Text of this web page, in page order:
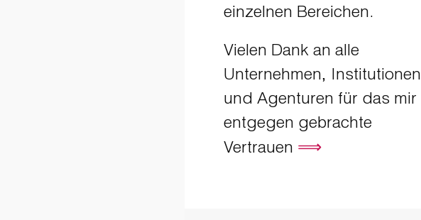
einzelnen Bereichen.
Vielen Dank an alle
Unternehmen, Institutionen
und Agenturen für das mir
entgegen gebrachte
Vertrauen ⟹